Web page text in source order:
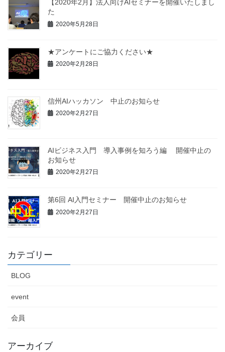
【2020年2月】法人向けAIセミナーを開催いたしまし
た
2020年5月28日
★アンケートにご協力ください★
2020年2月28日
信州AIハッカソン 中止のお知らせ
2020年2月27日
AIビジネス入門 導入事例を知ろう編 開催中止の
お知らせ
2020年2月27日
第6回 AI入門セミナー 開催中止のお知らせ
2020年2月27日
カテゴリー
BLOG
event
会員
アーカイブ